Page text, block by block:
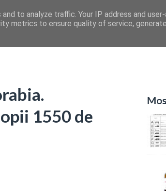
1550 de
to analyze traffic. Your IP address and
metrics to ensure quality of service,